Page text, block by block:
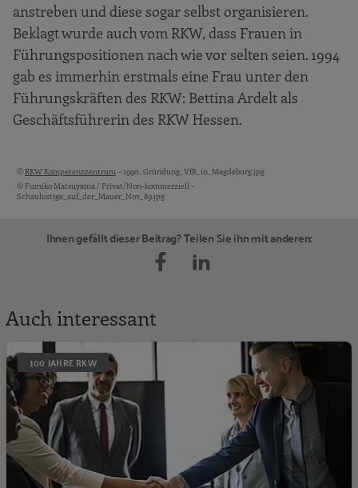
anstreben und diese sogar selbst organisieren.
Beklagt wurde auch vom RKW, dass Frauen in
Führungspositionen nach wie vor selten seien. 1994
gab es immerhin erstmals eine Frau unter den
Führungskräften des RKW: Bettina Ardelt als
Geschäftsführerin des RKW Hessen.
Bildquellen und Copyright-Hinweise
©RKW Kompetenzzentrum– 1990_Gründung_VfR_in_Magdeburg.jpg
© Fumiko Matsuyama / Privat/Non-kommerziell –
Schaulustige_auf_der_Mauer_Nov_89.jpg
Ihnen gefällt dieser Beitrag? Teilen Sie ihn mit anderen:
Auch interessant
100 JAHRE RKW